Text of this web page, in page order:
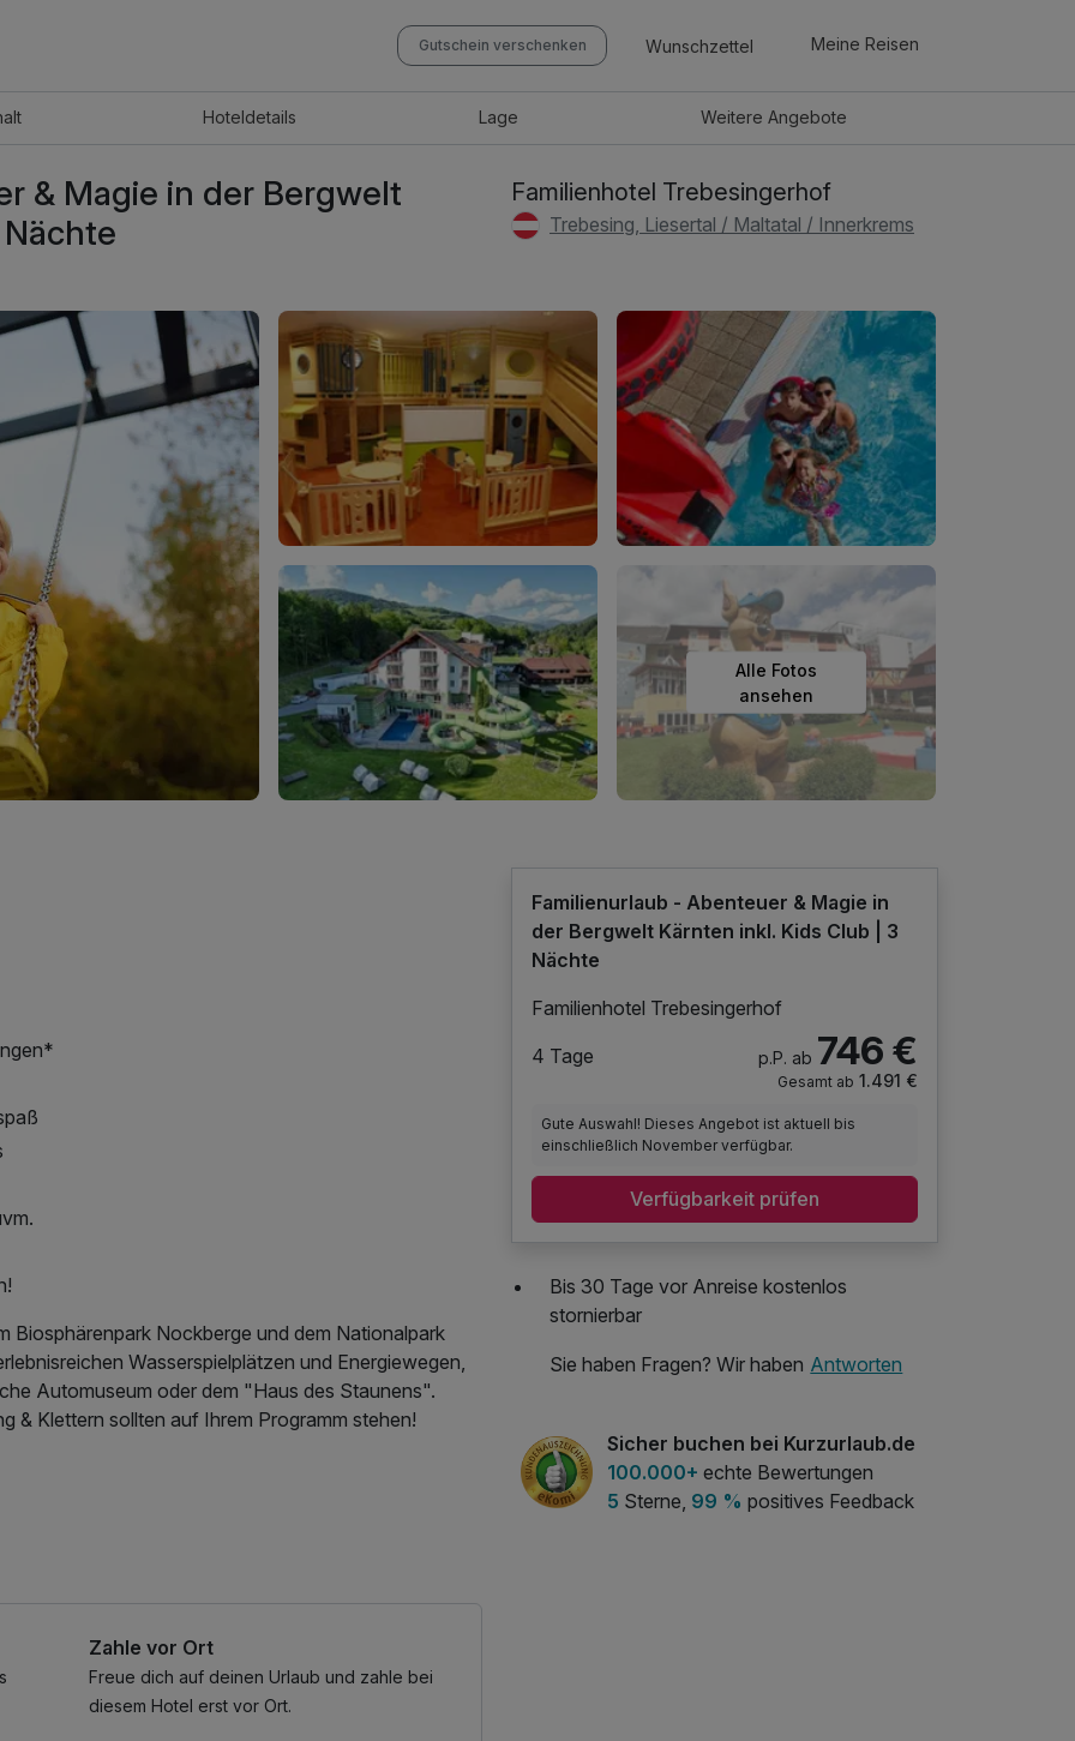
Gutschein verschenken Wunschzettel Meine Reisen
Hoteldetails Lage WeitereAngebote
& Magie in der Bergwelt
Familienhotel Trebesingerhof
Trebesing, Liesertal / Maltatal / Innerkrems
Alle Fotos
ansehen
Biosphärenpark Nockberge und dem Nationalpark
Wasserspielplätzen und Energiewegen,
Automuseum oder dem "Haus des Staunens".
& Klettern sollten auf Ihrem Programm stehen!
wechselnde & spannende Animationsproramme.
ausprobiert. Bei Schlechtwetter geht es ab ins
und Bällebad.
Nutzung des Fitnessbereichs, Nutzung des
Zahle vor Ort
Freue dich auf deinen Urlaub und zahle bei
diesem Hotel erst vor Ort.
Familienurlaub - Abenteuer & Magie in
der Bergwelt Kärnten inkl. Kids Club | 3
Nächte
Familienhotel Trebesingerhof
4 Tage
p.P. ab 746 €
Gesamt ab 1.491 €
Gute Auswahl! Dieses Angebot ist aktuell bis
einschließlich November verfügbar.
Verfügbarkeit prüfen
Bis 30 Tage vor Anreise kostenlos
stornierbar
Sie haben Fragen? Wir haben Antworten
Sicher buchen bei Kurzurlaub.de
100.000+ echte Bewertungen
5 Sterne, 99 % positives Feedback